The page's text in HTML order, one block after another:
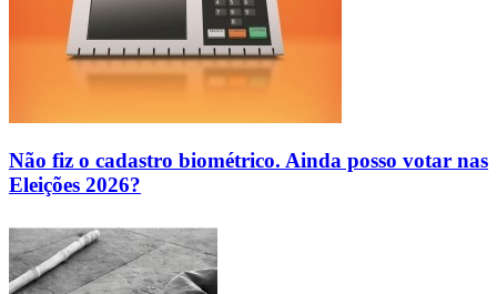
Não fiz o cadastro biométrico. Ainda posso votar nas
Eleições 2026?